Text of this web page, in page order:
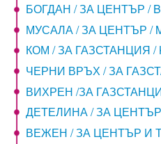
БОГДАН / ЗА ЦЕНТЪР /
МУСАЛА / ЗА ЦЕНТЪР /
КОМ / ЗА ГАЗСТАНЦИЯ /
ЧЕРНИ ВРЪХ / ЗА
ВИХРЕН /ЗА
ДЕТЕЛИНА / ЗА
ВЕЖЕН / ЗА ЦЕНТЪР И